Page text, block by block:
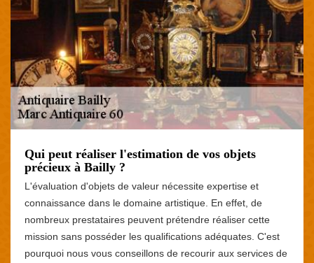
Qui peut réaliser l'estimation de vos objets
précieux à Bailly ?
L'évaluation d'objets de valeur nécessite expertise et
connaissance dans le domaine artistique. En effet, de
nombreux prestataires peuvent prétendre réaliser cette
mission sans posséder les qualifications adéquates. C'est
pourquoi nous vous conseillons de recourir aux services de